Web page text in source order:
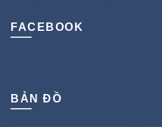
FACEBOOK
BẢN ĐỒ